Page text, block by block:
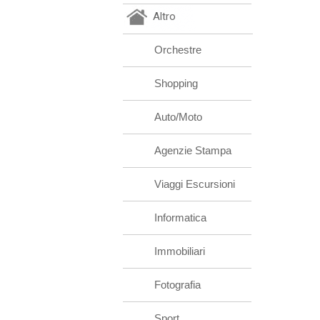
Altro
Orchestre
Shopping
Auto/Moto
Agenzie Stampa
Viaggi Escursioni
Informatica
Immobiliari
Fotografia